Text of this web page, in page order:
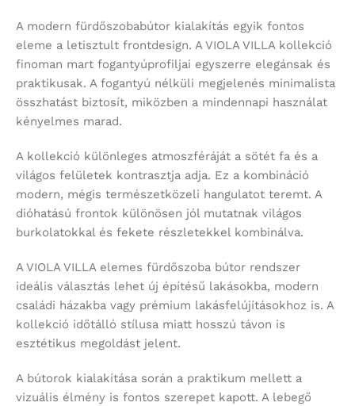
A modern fürdőszobabútor kialakítás egyik fontos
eleme a letisztult frontdesign. A VIOLA VILLA kollekció
finoman mart fogantyúprofiljai egyszerre elegánsak és
praktikusak. A fogantyú nélküli megjelenés minimalista
összhatást biztosít, miközben a mindennapi használat
kényelmes marad.
A kollekció különleges atmoszféráját a sötét fa és a
világos felületek kontrasztja adja. Ez a kombináció
modern, mégis természetközeli hangulatot teremt. A
dióhatású frontok különösen jól mutatnak világos
burkolatokkal és fekete részletekkel kombinálva.
A VIOLA VILLA elemes fürdőszoba bútor rendszer
ideális választás lehet új építésű lakásokba, modern
családi házakba vagy prémium lakásfelújításokhoz is. A
kollekció időtálló stílusa miatt hosszú távon is
esztétikus megoldást jelent.
A bútorok kialakítása során a praktikum mellett a
vizuális élmény is fontos szerepet kapott. A lebegő